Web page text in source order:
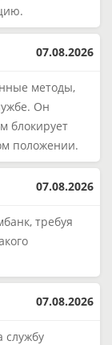
07.08.2026
методы,
Он
блокирует
положении.
07.08.2026
требуя
07.08.2026